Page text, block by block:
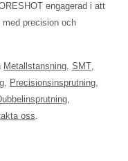
engagerad i att
precision och
Metallstansning, SMT,
, Precisionsinsprutning,
,
oss.